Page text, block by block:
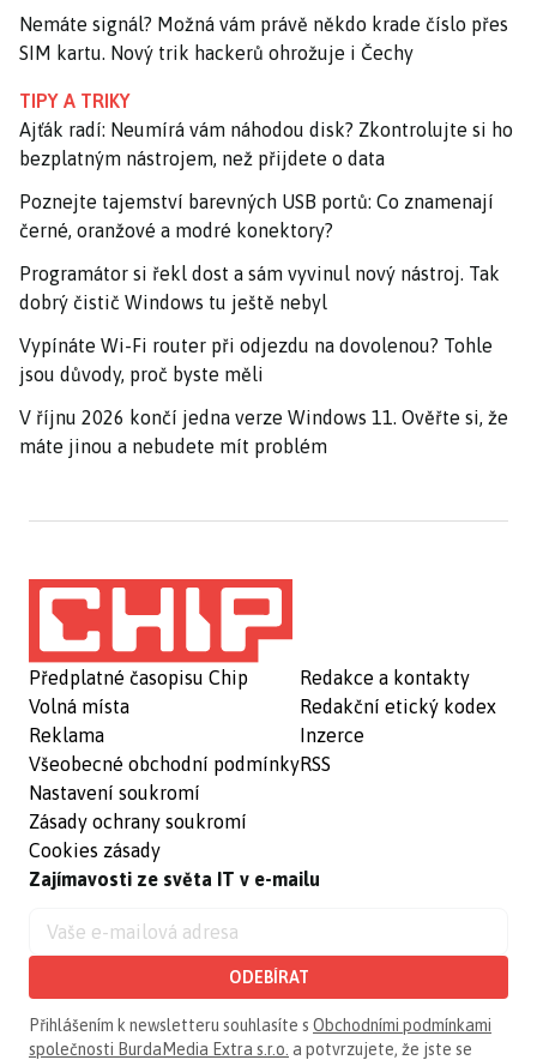
Nemáte signál? Možná vám právě někdo krade číslo přes
SIM kartu. Nový trik hackerů ohrožuje i Čechy
TIPY A TRIKY
Ajťák radí: Neumírá vám náhodou disk? Zkontrolujte si ho
bezplatným nástrojem, než přijdete o data
Poznejte tajemství barevných USB portů: Co znamenají
černé, oranžové a modré konektory?
Programátor si řekl dost a sám vyvinul nový nástroj. Tak
dobrý čistič Windows tu ještě nebyl
Vypínáte Wi-Fi router při odjezdu na dovolenou? Tohle
jsou důvody, proč byste měli
V říjnu 2026 končí jedna verze Windows 11. Ověřte si, že
máte jinou a nebudete mít problém
Předplatné časopisu Chip
Volná místa
Reklama
Všeobecné obchodní podmínky
Nastavení soukromí
Zásady ochrany soukromí
Cookies zásady
Redakce a kontakty
Redakční etický kodex
Inzerce
RSS
Zajímavosti ze světa IT v e-mailu
ODEBÍRAT
Přihlášením k newsletteru souhlasíte s Obchodními podmínkami
společnosti BurdaMedia Extra s.r.o. a potvrzujete, že jste se